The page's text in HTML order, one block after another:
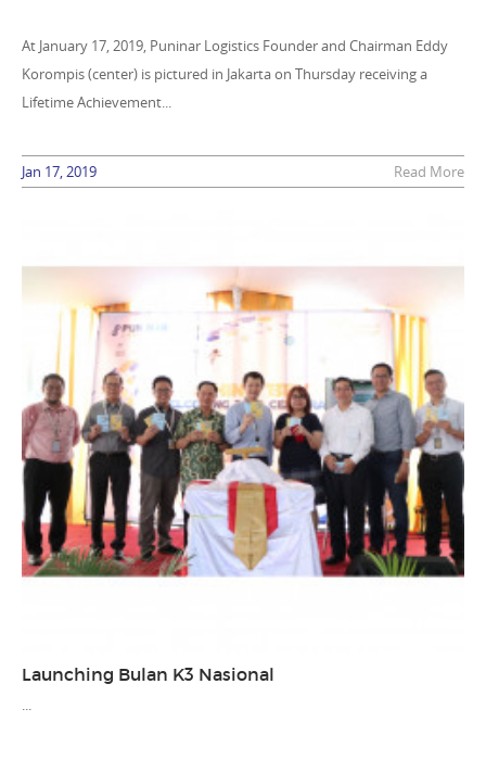
At January 17, 2019, Puninar Logistics Founder and Chairman Eddy
Korompis (center) is pictured in Jakarta on Thursday receiving a
Lifetime Achievement...
Jan 17, 2019 Read More
Launching Bulan K3 Nasional
...